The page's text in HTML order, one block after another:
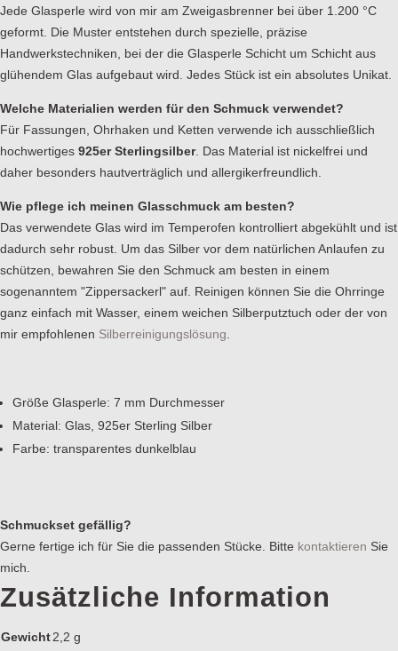
Jede Glasperle wird von mir am Zweigasbrenner bei über 1.200 °C
geformt. Die Muster entstehen durch spezielle, präzise
Handwerkstechniken, bei der die Glasperle Schicht um Schicht aus
glühendem Glas aufgebaut wird. Jedes Stück ist ein absolutes Unikat.
Welche Materialien werden für den Schmuck verwendet?
Für Fassungen, Ohrhaken und Ketten verwende ich ausschließlich
hochwertiges 925er Sterlingsilber. Das Material ist nickelfrei und
daher besonders hautverträglich und allergikerfreundlich.
Wie pflege ich meinen Glasschmuck am besten?
Das verwendete Glas wird im Temperofen kontrolliert abgekühlt und ist
dadurch sehr robust. Um das Silber vor dem natürlichen Anlaufen zu
schützen, bewahren Sie den Schmuck am besten in einem
sogenanntem "Zippersackerl" auf. Reinigen können Sie die Ohrringe
ganz einfach mit Wasser, einem weichen Silberputztuch oder der von
mir empfohlenen Silberreinigungslösung
Größe Glasperle: 7 mm Durchmesser
Material: Glas, 925er Sterling Silber
Farbe: transparentes dunkelblau
Schmuckset gefällig?
Gerne fertige ich für Sie die passenden Stücke. Bitte kontaktieren Sie
mich.
Zusätzliche Information
Gewicht2,2 g